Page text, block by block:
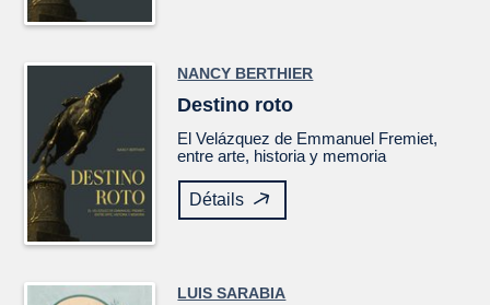
NANCY BERTHIER
Destino roto
ElVelázquez de Emmanuel Fremiet,
entre arte, historia y memoria
Détails
LUIS SARABIA